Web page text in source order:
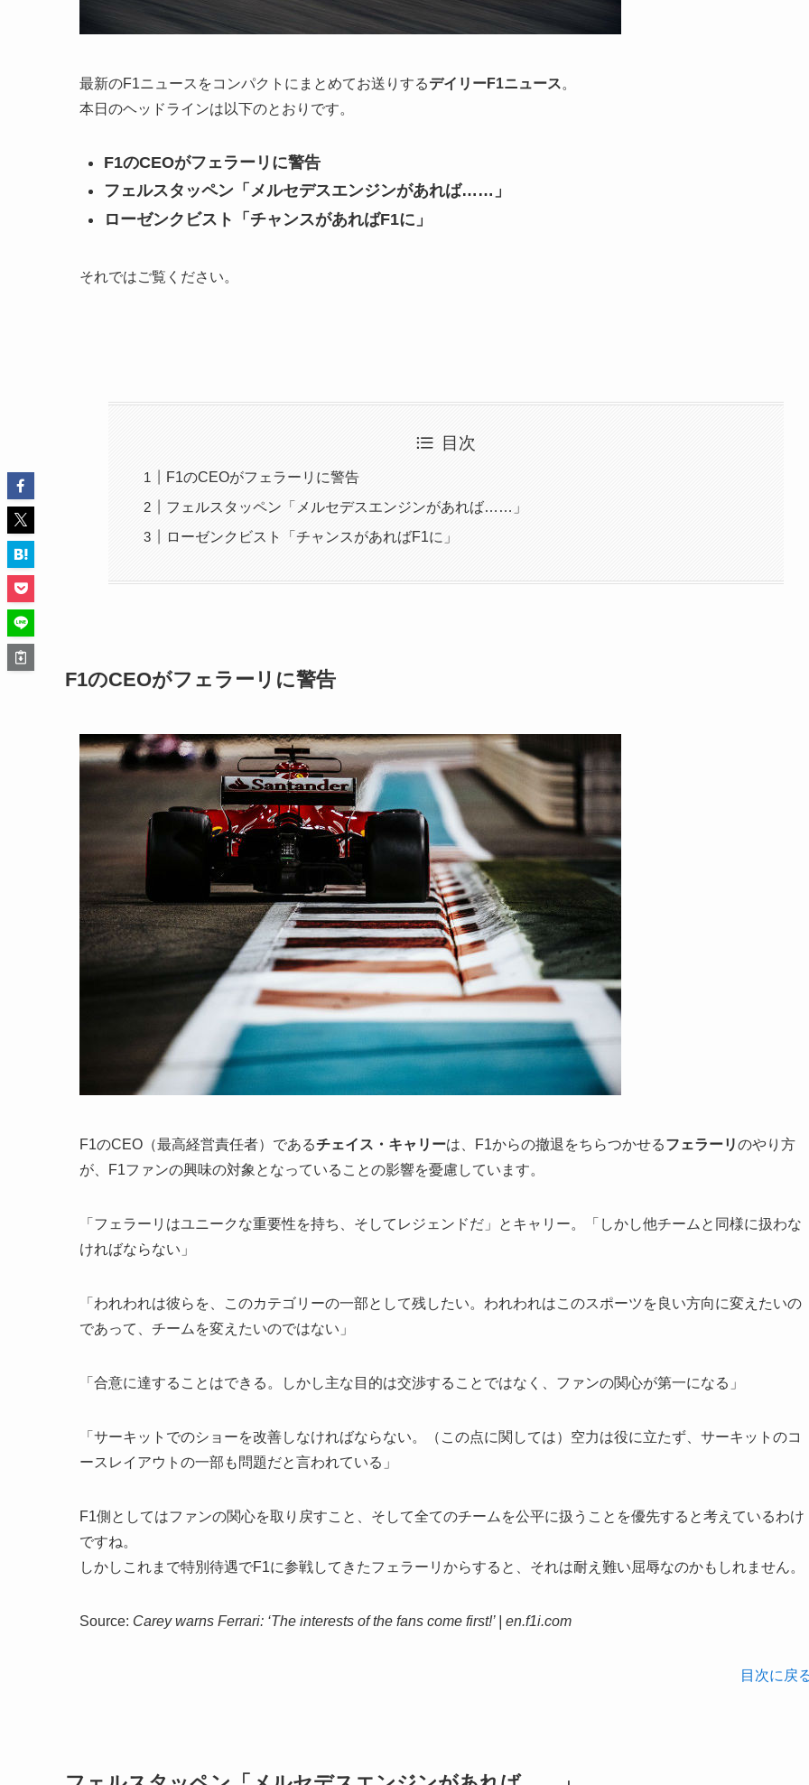
最新のF1ニュースをコンパクトにまとめてお送りするデイリーF1ニュース。
本日のヘッドラインは以下のとおりです。
F1のCEOがフェラーリに警告
フェルスタッペン「メルセデスエンジンがあれば……」
ローゼンクビスト「チャンスがあればF1に」
それではご覧ください。
目次
F1のCEOがフェラーリに警告
フェルスタッペン「メルセデスエンジンがあれば……」
ローゼンクビスト「チャンスがあればF1に」
F1のCEOがフェラーリに警告
F1のCEO（最高経営責任者）であるチェイス・キャリーは、F1からの撤退をちらつかせるフェラーリのやり方
が、F1ファンの興味の対象となっていることの影響を憂慮しています。
「フェラーリはユニークな重要性を持ち、そしてレジェンドだ」とキャリー。「しかし他チームと同様に扱わな
ければならない」
「われわれは彼らを、このカテゴリーの一部として残したい。われわれはこのスポーツを良い方向に変えたいの
であって、チームを変えたいのではない」
「合意に達することはできる。しかし主な目的は交渉することではなく、ファンの関心が第一になる」
「サーキットでのショーを改善しなければならない。（この点に関しては）空力は役に立たず、サーキットのコ
ースレイアウトの一部も問題だと言われている」
F1側としてはファンの関心を取り戻すこと、そして全てのチームを公平に扱うことを優先すると考えているわけ
ですね。
しかしこれまで特別待遇でF1に参戦してきたフェラーリからすると、それは耐え難い屈辱なのかもしれません。
Source: Carey warns Ferrari: ‘The interests of the fans come first!’ | en.f1i.com
目次に戻